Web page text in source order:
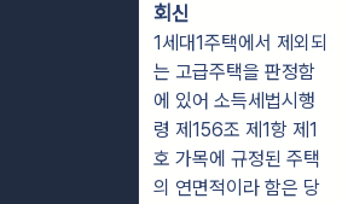
회신
1세대1주택에서 제외되
는 고급주택을 판정함
에 있어 소득세법시행
령 제156조 제1항 제1
호 가목에 규정된 주택
의 연면적이라 함은 당